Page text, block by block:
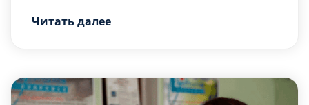
университета в субботу, 20 апреля. На
«Я с огромной радостью открываю эту
конференцию вместе с вами. Важно
Читать далее